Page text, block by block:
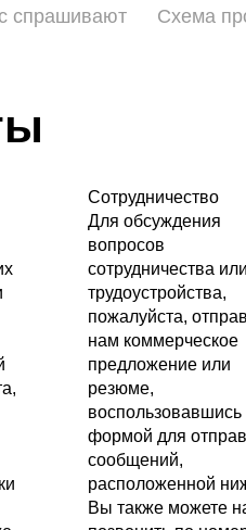
спрашивают Схема
Сотрудничество
Для обсуждения
вопросов
сотрудничества или
трудоустройства,
пожалуйста,
нам коммерческое
предложение или
резюме,
воспользовавшись
формой для
сообщений,
расположенной
Вы также можете